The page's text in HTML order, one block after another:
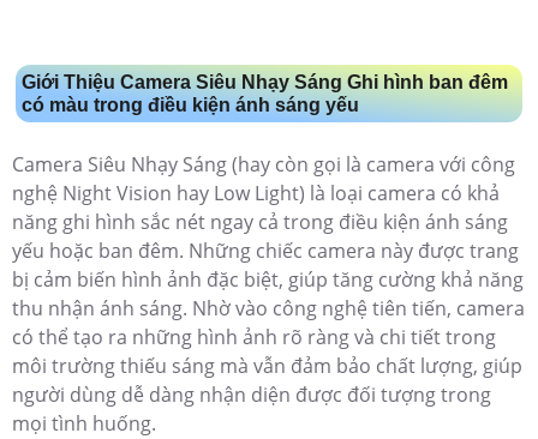
Giới Thiệu Camera Siêu Nhạy Sáng Ghi hình ban đêm
có màu trong điều kiện ánh sáng yếu
Camera Siêu Nhạy Sáng (hay còn gọi là camera với công
nghệ Night Vision hay Low Light) là loại camera có khả
năng ghi hình sắc nét ngay cả trong điều kiện ánh sáng
yếu hoặc ban đêm. Những chiếc camera này được trang
bị cảm biến hình ảnh đặc biệt, giúp tăng cường khả năng
thu nhận ánh sáng. Nhờ vào công nghệ tiên tiến, camera
có thể tạo ra những hình ảnh rõ ràng và chi tiết trong
môi trường thiếu sáng mà vẫn đảm bảo chất lượng, giúp
người dùng dễ dàng nhận diện được đối tượng trong
mọi tình huống.